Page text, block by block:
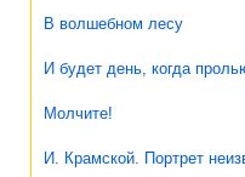
В волшебном лесу
И будет день, когда
Молчите!
И. Крамской. Портрет